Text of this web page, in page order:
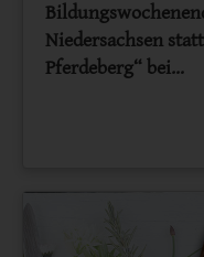
Niedersachsen
Pferdeberg“ bei…